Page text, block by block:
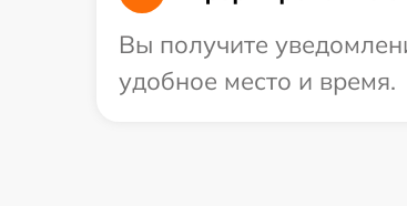
Вы получите
удобное место и время.